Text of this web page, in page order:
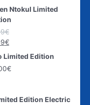
Ntokul Limited
€
€
Limited Edition
€
Edition Electric